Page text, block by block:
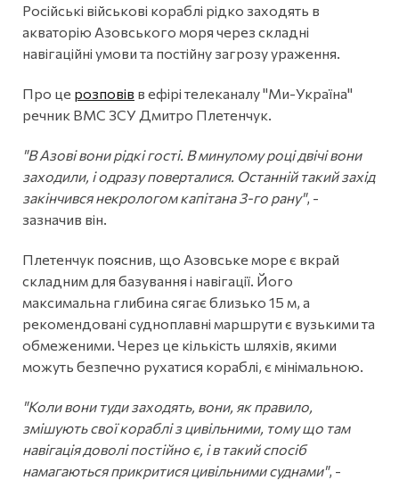
Російські військові кораблі рідко заходять в
акваторію Азовського моря через складні
навігаційні умови та постійну загрозу ураження.
Про це розповів в ефірі телеканалу "Ми-Україна"
речник ВМС ЗСУ Дмитро Плетенчук.
"В Азові вони рідкі гості. В минулому році двічі вони
заходили, і одразу поверталися. Останній такий захід
закінчився некрологом капітана 3-го рану", -
зазначив він.
Плетенчук пояснив, що Азовське море є вкрай
складним для базування і навігації. Його
максимальна глибина сягає близько 15 м, а
рекомендовані судноплавні маршрути є вузькими та
обмеженими. Через це кількість шляхів, якими
можуть безпечно рухатися кораблі, є мінімальною.
"Коли вони туди заходять, вони, як правило,
змішують свої кораблі з цивільними, тому що там
навігація доволі постійно є, і в такий спосіб
намагаються прикритися цивільними суднами", -